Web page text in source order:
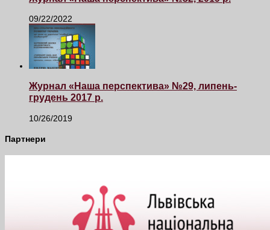
09/22/2022
Журнал «Наша перспектива» №29, липень-
грудень 2017 р.
10/26/2019
Партнери